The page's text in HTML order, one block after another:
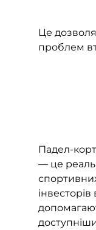
Це
проблем
Падел-
— це
інвесторів